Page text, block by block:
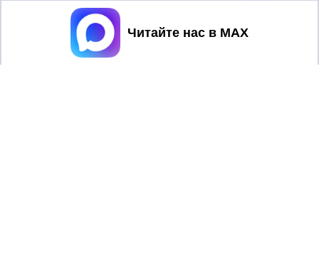
Принять